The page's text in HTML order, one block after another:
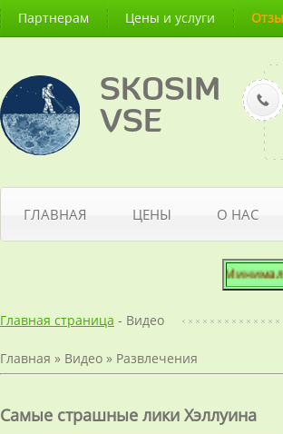
Партнерам Цены и услуги
SKOSIM
VSE
ГЛАВНАЯ ЦЕНЫ О НАС
Главная страница - Видео
Главная » Видео » Развлечения
Самые страшные лики Хэллуина